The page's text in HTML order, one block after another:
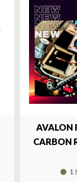
AVALON
CARBON
1